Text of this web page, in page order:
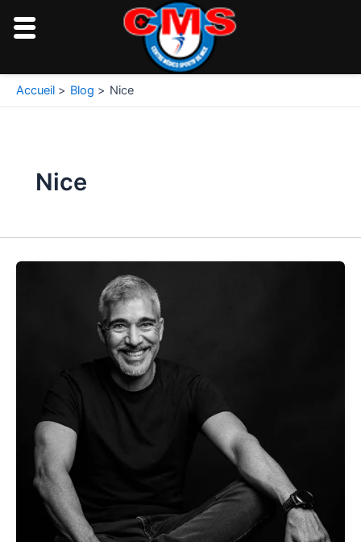
Accueil Blog Nice
Nice
Pagination